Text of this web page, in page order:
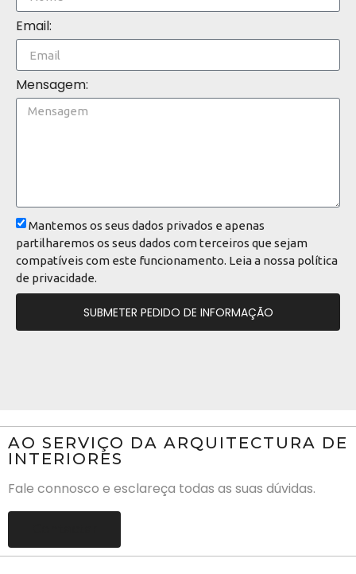
Email:
Mensagem:
Mantemos os seus dados privados e apenas
partilharemos os seus dados com terceiros que sejam
compatíveis com este funcionamento. Leia a nossa política
de privacidade.
SUBMETER PEDIDO DE INFORMAÇÃO
AO SERVIÇO DA ARQUITECTURA DE
INTERIORES
Fale connosco e esclareça todas as suas dúvidas.